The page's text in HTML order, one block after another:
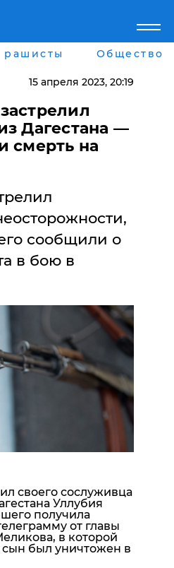
Города
Луганск
Харьков
Днепр
Львов
Помощь проекту
Стиль Диалога
Шоу-биз
Культура
Блоги
рашисты Общество
15 апреля 2023, 20:19
Дагестана —
смерть на
сообщили о
в бою в
своего сослуживца
Уллубия
получила
от главы
в которой
сын был уничтожен в